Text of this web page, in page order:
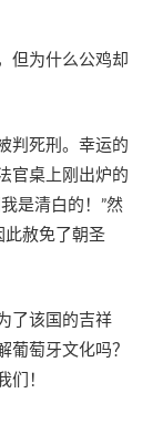
但为什么公鸡却
判死刑。幸运的
官桌上刚出炉的
是清白的！”然
赦免了朝圣
了该国的吉祥
葡萄牙文化吗？
们！